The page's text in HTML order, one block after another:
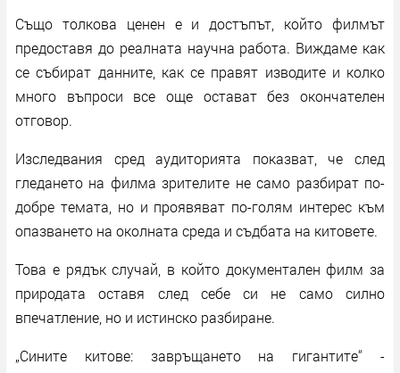
Също толкова ценен е и достъпът, който филмът
предоставя до реалната научна работа. Виждаме как
се събират данните, как се правят изводите и колко
много въпроси все още остават без окончателен
отговор.
Изследвания сред аудиторията показват, че след
гледането на филма зрителите не само разбират по-
добре темата, но и проявяват по-голям интерес към
опазването на околната среда и съдбата на китовете.
Това е рядък случай, в който документален филм за
природата оставя след себе си не само силно
впечатление, но и истинско разбиране.
„Сините китове: завръщането на гигантите“ -